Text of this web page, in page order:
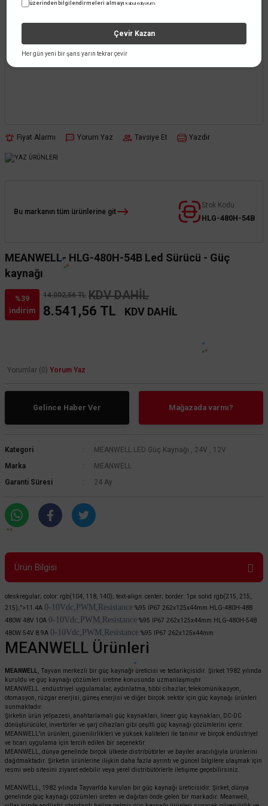
Fiyat Alarmı Yorum Yaz Tavsiye Et Yazdır
Bu markanın tüm ürünlerine git
Stok Kodu
HLG-480H-54B
MEANWELL- HLG-480H-54B Led Sürücü - Güç
kaynağı
%39
indirim
14.002,56 TL KDV DAHİL
8.541,56 TL KDV DAHİL
Yorumlar (0) Yorum Yaz
Gelince Haber Ver Mağazada varmı?
Kategori MEANWELL LED Güç Kaynağı , 24V , 12V
Marka
MEANWELL
Garanti Süresi
24 Ay
Ürün Bilgisi
oteskregular; color: rgb(104, 118, 140); text-align: center; border: 1px solid rgb(215, 215,
215);">11.4A 0-10Vdc,PWM,Resistance %95 IP67 262x125x44mm HLG-480H-48B
480W 48V 10A 0-10Vdc,PWM,Resistance %95 IP67 262x125x44mm HLG-480H-54B
480W 54V 8.9A 0-10Vdc,PWM,Resistance %95 IP67 262x125x44mm
MEANWELL Ürünleri
MEANWELL, Tayvan merkezli bir güç kaynağı üreticisi ve tedarikçisidir. Şirket 1982 yılında
kuruldu ve güç kaynağı çözümleri üretme konusunda uzmanlaşmıştır.
MEANWELL endüstriyel uygulamalar, aydınlatma, tıbbi cihazlar, telekomünikasyon,
otomasyon, rüzgar enerjisi, güneş enerjisi ve diğer birçok sektör için güç kaynağı ürünleri
sunmaktadır.
Şirketin ürün yelpazesi, anahtarlamalı güç kaynakları, lineer güç kaynakları, DC-DC
dönüştürücüler, invertörler ve şarj cihazları gibi çeşitli güç kaynağı çözümlerini içerir.
MEANWELL'in ürünleri, güvenilirlikleri ve yüksek kaliteleri ile tanınır ve birçok endüstriyel
ve ticari uygulama için tercih edilen bir seçenektir.
MEANWELL, dünya genelinde birçok ülkede distribütörler ve bayiler aracılığıyla ürünlerini
dağıtmaktadır. Şirketin ürünlerine ilişkin daha fazla ayrıntı ve güncel bilgilere ulaşmak için
resmi web sitesini ziyaret edebilir veya yerel distribütörlerle iletişime geçebilirsiniz.
MEANWELL, 1982 yılında Tayvan'da kurulan bir güç kaynağı üreticisidir. Şirket, dünya
genelinde güç kaynağı çözümleri üreten ve dağıtan önde gelen bir markadır. Meanwell,
üzerinden bilgilendirmeleri almayı kabul ediyorum.
Çevir Kazan
Her gün yeni bir şans yarın tekrar çevir